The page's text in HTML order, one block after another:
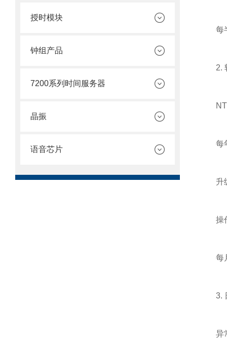
授时模块
钟组产品
7200系列时间服务器
晶振
语音芯片
每半
2.
NTP
每年
升级
操作
每月
3.
异常